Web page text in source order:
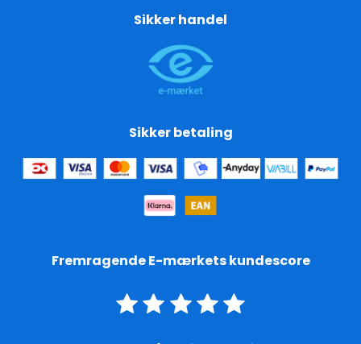
Sikker handel
Sikker betaling
Fremragende E-mærkets kundescore